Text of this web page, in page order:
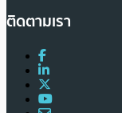
ติดตามเรา